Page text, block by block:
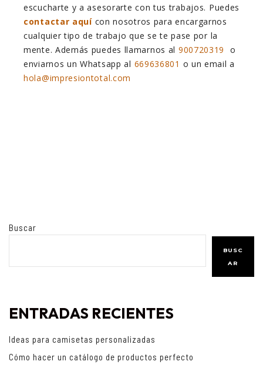
escucharte y a asesorarte con tus trabajos. Puedes
contactar aquícon nosotros para encargarnos
cualquier tipo de trabajo que se te pase por la
mente. Además puedes llamarnos al 900720319
o
enviarnos un Whatsapp al 669636801 o un email a
hola@impresiontotal.com
Buscar
BUSC
AR
ENTRADAS RECIENTES
Ideas para camisetas personalizadas
Cómo hacer un catálogo de productos perfecto